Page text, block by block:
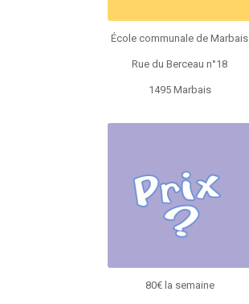
École communale de Marbais
Rue du Berceau n°18
1495 Marbais
80€ la semaine